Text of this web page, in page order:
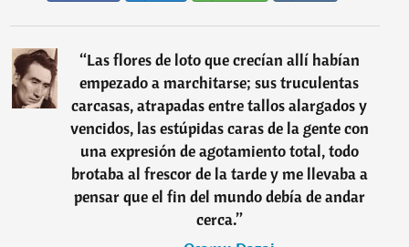
“Las flores de loto que crecían allí habían
empezado a marchitarse; sus truculentas
carcasas, atrapadas entre tallos alargados y
vencidos, las estúpidas caras de la gente con
una expresión de agotamiento total, todo
brotaba al frescor de la tarde y me llevaba a
pensar que el fin del mundo debía de andar
cerca.”